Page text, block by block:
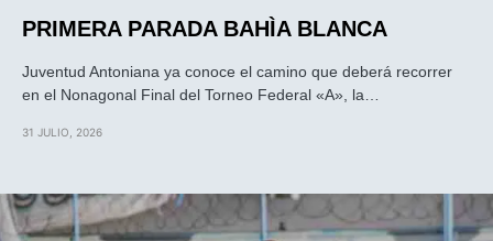
PRIMERA PARADA BAHÌA BLANCA
Juventud Antoniana ya conoce el camino que deberá recorrer
en el Nonagonal Final del Torneo Federal «A», la…
31 JULIO, 2026